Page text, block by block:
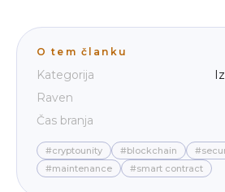
O tem članku
Kategorija
Raven
Čas branja
#cryptounity #blockchain
#maintenance
#smart contract